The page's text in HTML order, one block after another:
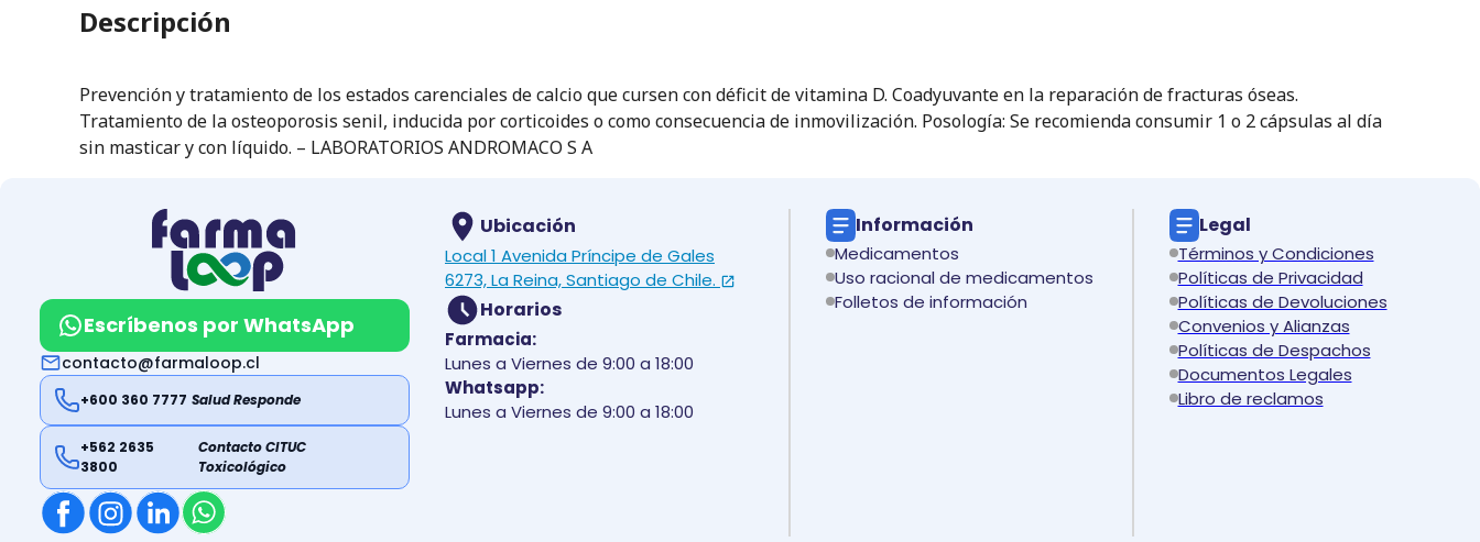
Descripción
Prevención y tratamiento de los estados carenciales de calcio que cursen con déficit de vitamina D. Coadyuvante en la reparación de fracturas óseas.
Tratamiento de la osteoporosis senil, inducida por corticoides o como consecuencia de inmovilización. Posología: Se recomienda consumir 1 o 2 cápsulas al día
sin masticar y con líquido. – LABORATORIOS ANDROMACO S A
Escríbenos por WhatsApp
contacto@farmaloop.cl
+600 360 7777 Salud Responde
+562 2635
3800
Contacto CITUC
Toxicológico
Ubicación
Local 1 Avenida Príncipe de Gales
6273, La Reina, Santiago de Chile.
Horarios
Farmacia:
Lunes a Viernes de 9:00 a 18:00
Whatsapp:
Lunes a Viernes de 9:00 a 18:00
Información
Medicamentos
Uso racional de medicamentos
Folletos de información
Legal
Términos y Condiciones
Políticas de Privacidad
Políticas de Devoluciones
Convenios y Alianzas
Políticas de Despachos
Documentos Legales
Libro de reclamos